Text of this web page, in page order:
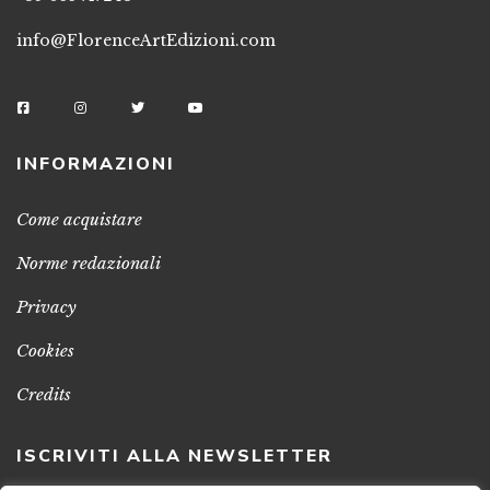
info@FlorenceArtEdizioni.com
INFORMAZIONI
Come acquistare
Norme redazionali
Privacy
Cookies
Credits
ISCRIVITI ALLA NEWSLETTER